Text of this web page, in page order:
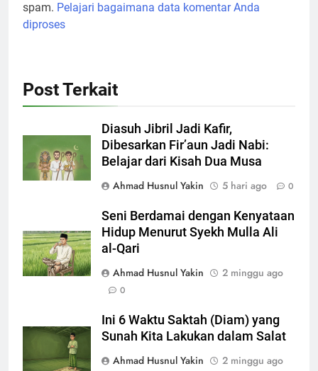
spam. Pelajari bagaimana data komentar Anda
diproses
Post Terkait
Diasuh Jibril Jadi Kafir,
Dibesarkan Fir’aun Jadi Nabi:
Belajar dari Kisah Dua Musa
Ahmad Husnul Yakin
5 hari ago 0
Seni Berdamai dengan Kenyataan
Hidup Menurut Syekh Mulla Ali
al-Qari
Ahmad Husnul Yakin
2 minggu ago
0
Ini 6 Waktu Saktah (Diam) yang
Sunah Kita Lakukan dalam Salat
Ahmad Husnul Yakin
2 minggu ago